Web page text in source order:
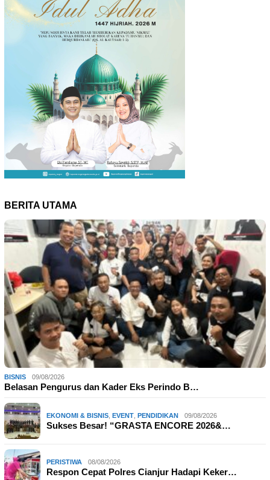
BERITA UTAMA
BISNIS 09/08/2026
Belasan Pengurus dan Kader Eks Perindo B…
EKONOMI & BISNIS EVENT PENDIDIKAN 09/08/2026
Sukses Besar! “GRASTA ENCORE 2026&…
PERISTIWA 08/08/2026
Respon Cepat Polres Cianjur Hadapi Keker…